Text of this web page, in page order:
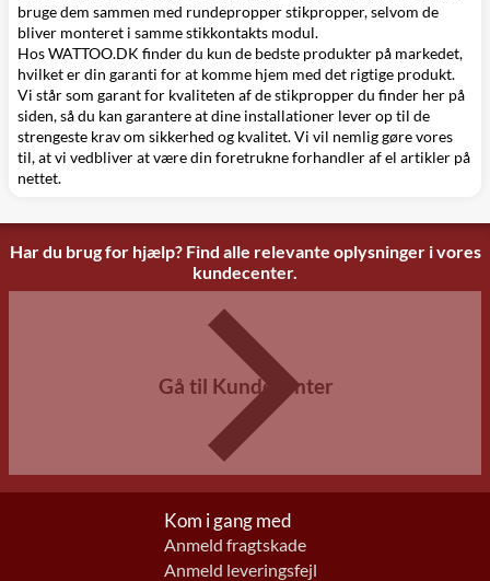
bruge dem sammen med rundepropper stikpropper, selvom de
bliver monteret i samme stikkontakts modul.
Hos WATTOO.DK finder du kun de bedste produkter på markedet,
hvilket er din garanti for at komme hjem med det rigtige produkt.
Vi står som garant for kvaliteten af de stikpropper du finder her på
siden, så du kan garantere at dine installationer lever op til de
strengeste krav om sikkerhed og kvalitet. Vi vil nemlig gøre vores
til, at vi vedbliver at være din foretrukne forhandler afel artikler på
nettet.
Har du brug for hjælp? Find alle relevante oplysninger i vores
kundecenter.
Gå til Kundecenter
Kom i gang med
Anmeld fragtskade
Anmeld leveringsfejl